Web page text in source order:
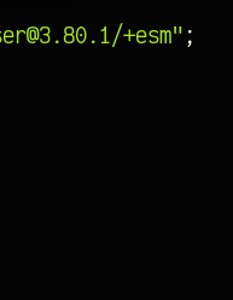
+esm" ;